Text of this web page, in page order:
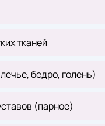
тканей
бедро, голень)
(парное)